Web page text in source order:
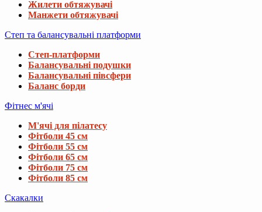
Жилети обтяжувачі
Манжети обтяжувачі
Степ та балансувальні платформи
Степ-платформи
Балансувальні подушки
Балансувальні півсфери
Баланс борди
Фітнес м'ячі
М'ячі для пілатесу
Фітболи 45 см
Фітболи 55 см
Фітболи 65 см
Фітболи 75 см
Фітболи 85 см
Скакалки